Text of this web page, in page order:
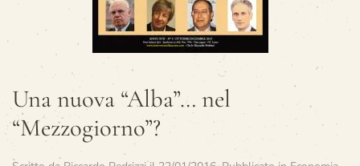
Una nuova “Alba”… nel
“Mezzogiorno”?